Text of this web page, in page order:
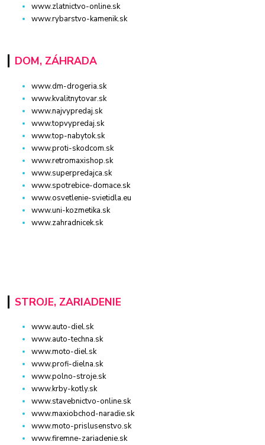
www.zlatnictvo-online.sk
www.rybarstvo-kamenik.sk
DOM, ZÁHRADA
www.dm-drogeria.sk
www.kvalitnytovar.sk
www.najvypredaj.sk
www.topvypredaj.sk
www.top-nabytok.sk
www.proti-skodcom.sk
www.retromaxishop.sk
www.superpredajca.sk
www.spotrebice-domace.sk
www.osvetlenie-svietidla.eu
www.uni-kozmetika.sk
www.zahradnicek.sk
STROJE, ZARIADENIE
www.auto-diel.sk
www.auto-techna.sk
www.moto-diel.sk
www.profi-dielna.sk
www.polno-stroje.sk
www.krby-kotly.sk
www.stavebnictvo-online.sk
www.maxiobchod-naradie.sk
www.moto-prislusenstvo.sk
www.firemne-zariadenie.sk